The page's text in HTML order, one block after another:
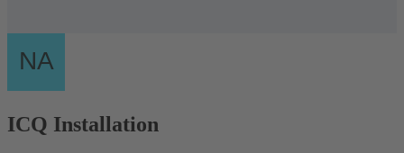
ICQ Installation